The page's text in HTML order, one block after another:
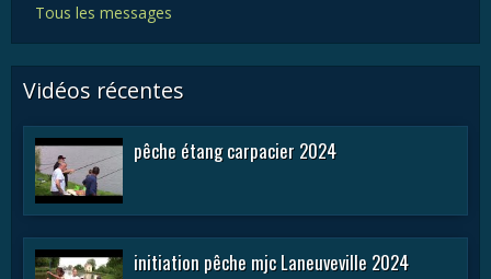
Tous les messages
Vidéos récentes
pêche étang carpacier 2024
initiation pêche mjc Laneuveville 2024